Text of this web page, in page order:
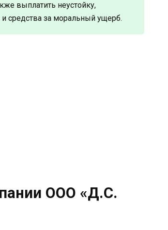
выплатить неустойку,
средства за моральный ущерб.
ООО «Д.С.